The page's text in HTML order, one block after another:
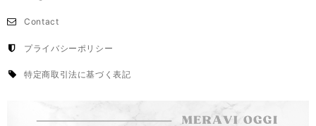
Contact
プライバシーポリシー
特定商取引法に基づく表記